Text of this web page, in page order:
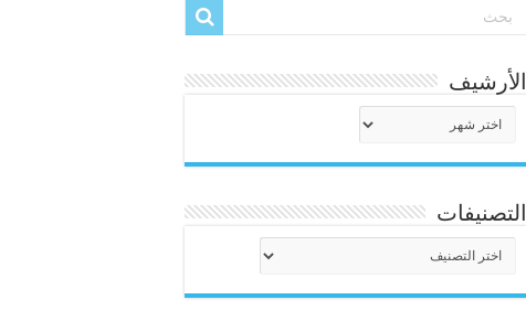
الأرشيف
التصنيفات